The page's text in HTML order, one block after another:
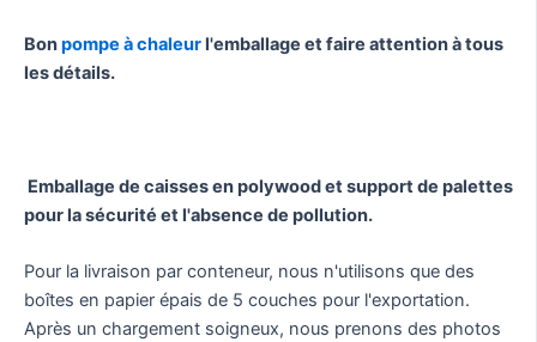
Bonpompe à chaleurl'emballage et faire attention à tous
les détails.
Emballage de caisses en polywood et support de palettes
pour la sécurité et l'absence de pollution.
Pour la livraison par conteneur, nous n'utilisons que des
boîtes en papier épais de 5 couches pour l'exportation.
Après un chargement soigneux, nous prenons des photos